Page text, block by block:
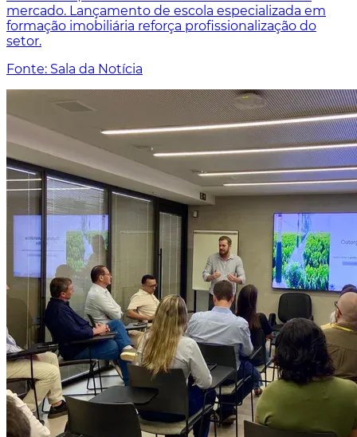
mercado. Lançamento de escola especializada em
formação imobiliária reforça profissionalização do
setor.
Fonte: Sala da Notícia